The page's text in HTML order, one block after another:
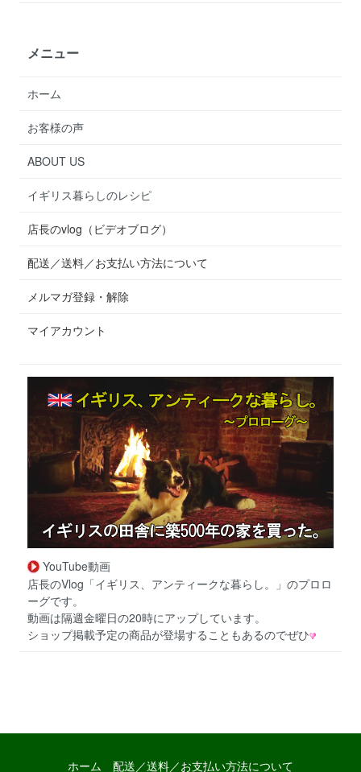
メニュー
ホーム
お客様の声
ABOUT US
イギリス暮らしのレシピ
店長のvlog（ビデオブログ）
配送／送料／お支払い方法について
メルマガ登録・解除
マイアカウント
YouTube動画
店長のVlog「イギリス、アンティークな暮らし。」のプロロ
ーグです。
動画は隔週金曜日の20時にアップしています。
ショップ掲載予定の商品が登場することもあるのでぜひ
ホーム 配送／送料／お支払い方法について